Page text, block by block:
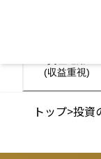
(収益重視)
トップ>投資